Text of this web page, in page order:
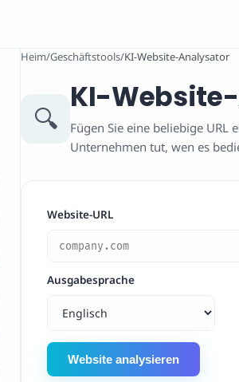
Heim/Geschäftstools/KI-Website-Analysator
🔍
KI-
Fügen Sie eine beliebige URL
Unternehmen tut, wen es
Website-URL
Ausgabesprache
Website analysieren